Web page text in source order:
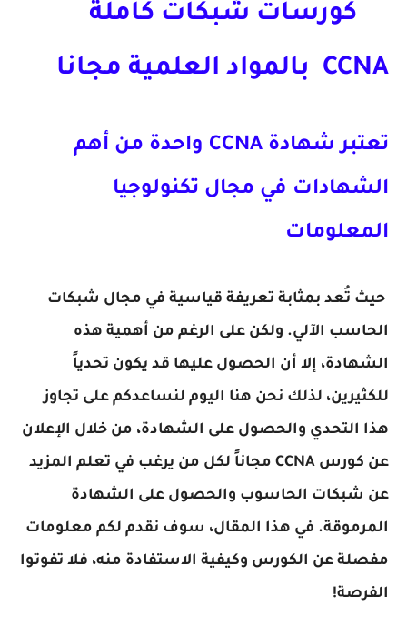
كورسات شبكات كاملة
CCNA بالمواد العلمية مجانا
تعتبر شهادة CCNA واحدة من أهم
الشهادات في مجال تكنولوجيا
المعلومات
حيث تُعد بمثابة تعريفة قياسية في مجال شبكات
الحاسب الآلي. ولكن على الرغم من أهمية هذه
الشهادة، إلا أن الحصول عليها قد يكون تحدياً
للكثيرين، لذلك نحن هنا اليوم لنساعدكم على تجاوز
هذا التحدي والحصول على الشهادة، من خلال الإعلان
عن كورس CCNA مجاناً لكل من يرغب في تعلم المزيد
عن شبكات الحاسوب والحصول على الشهادة
المرموقة. في هذا المقال، سوف نقدم لكم معلومات
مفصلة عن الكورس وكيفية الاستفادة منه، فلا تفوتوا
الفرصة!